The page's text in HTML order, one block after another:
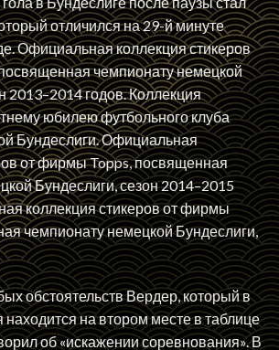
отличился на 29-й минуте
Официальная коллекция стикеров
чемпионату немецкой
2013–2014 годов. Коллекция
юбилею футбольного клуба
Бундеслиги. Официальная
от фирмы Topps, посвященная
Бундеслиги, сезон 2014–2015
коллекция стикеров от фирмы
чемпионату немецкой Бундеслиги,
обстоятельств Вердер, который в
на втором месте в таблице
об «искажении соревнования». В